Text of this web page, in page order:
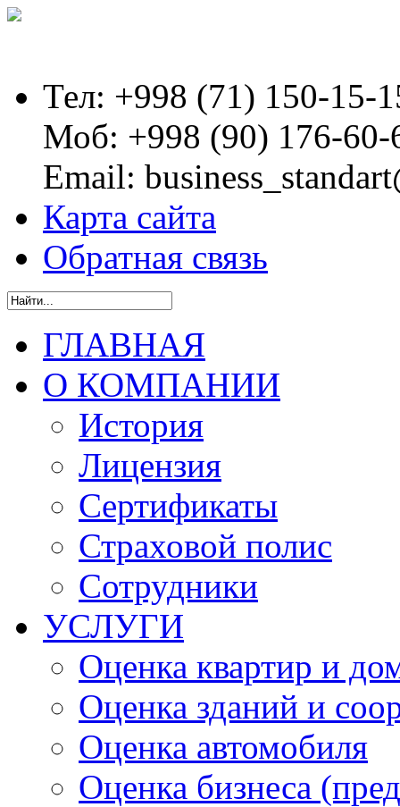
Тел: +998 (71) 150-15-
Моб: +998 (90) 176-60-
Email:
Карта сайта
Обратная связь
ГЛАВНАЯ
О КОМПАНИИ
История
Лицензия
Сертификаты
Страховой полис
Сотрудники
УСЛУГИ
Оценка квартир и
Оценка зданий и
Оценка автомобиля
Оценка бизнеса